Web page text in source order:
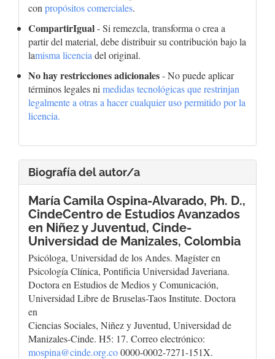
con propósitos comerciales.
CompartirIgual- Si remezcla, transforma o crea a
partir del material, debe distribuir su contribución bajo la
lamisma licencia del original.
No hay restricciones adicionales- No puede aplicar
términos legales ni medidas tecnológicas que restrinjan
legalmente a otras a hacer cualquier uso permitido por la
licencia.
Biografía del autor/a
María Camila Ospina-Alvarado, Ph. D.,
CindeCentro de Estudios Avanzados
en Niñez y Juventud, Cinde-
Universidad de Manizales, Colombia
Psicóloga, Universidad de los Andes. Magíster en
Psicología Clínica, Pontificia Universidad Javeriana.
Doctora en Estudios de Medios y Comunicación,
Universidad Libre de Bruselas-Taos Institute. Doctora
en
Ciencias Sociales, Niñez y Juventud, Universidad de
Manizales-Cinde. H5: 17. Correo electrónico:
mospina@cinde.org.co0000-0002-7271-151X.